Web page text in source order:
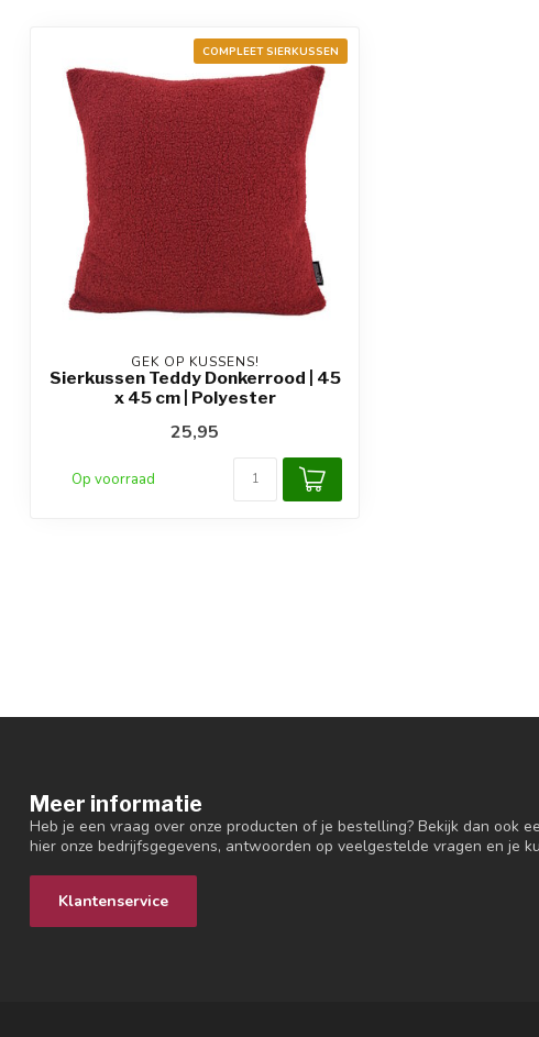
COMPLEET SIERKUSSEN
GEK OP KUSSENS!
Sierkussen Teddy Donkerrood | 45
x 45 cm | Polyester
25,95
Op voorraad
Meer informatie
Heb je een vraag over onze producten of je bestelling? Bekijk dan ook
hier onze bedrijfsgegevens, antwoorden op veelgestelde vragen en je
Klantenservice